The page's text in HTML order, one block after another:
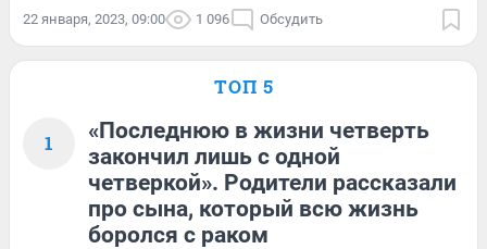
22 января, 2023, 09:00 1 096 Обсудить
ТОП 5
1
«Последнюю в жизни четверть
закончил лишь с одной
четверкой». Родители рассказали
про сына, который всю жизнь
боролся с раком